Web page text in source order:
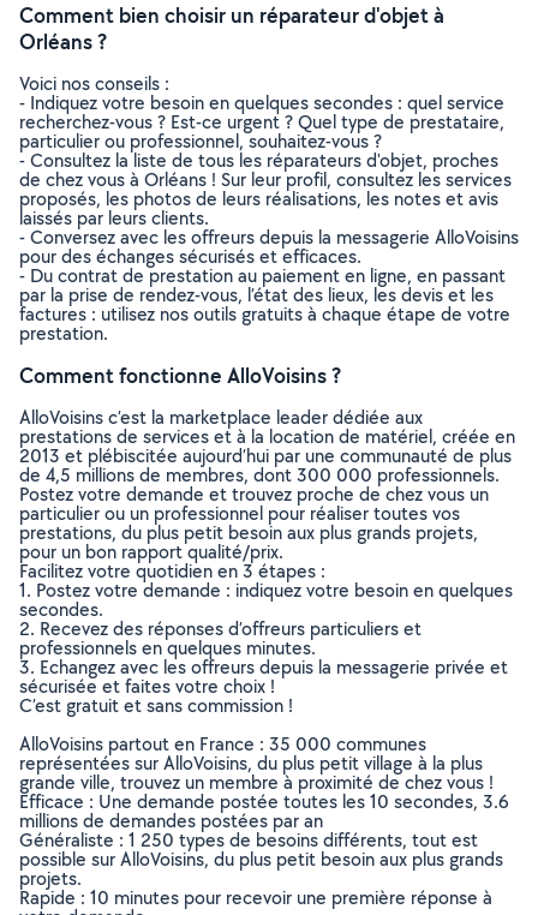
Comment bien choisir un réparateur d'objet à
Orléans ?
Voici nos conseils :
- Indiquez votre besoin en quelques secondes : quel service
recherchez-vous ? Est-ce urgent ? Quel type de prestataire,
particulier ou professionnel, souhaitez-vous ?
- Consultez la liste de tous les réparateurs d'objet, proches
de chez vous à Orléans ! Sur leur profil, consultez les services
proposés, les photos de leurs réalisations, les notes et avis
laissés par leurs clients.
- Conversez avec les offreurs depuis la messagerie AlloVoisins
pour des échanges sécurisés et efficaces.
- Du contrat de prestation au paiement en ligne, en passant
par la prise de rendez-vous, l’état des lieux, les devis et les
factures : utilisez nos outils gratuits à chaque étape de votre
prestation.
Comment fonctionne AlloVoisins ?
AlloVoisins c’est la marketplace leader dédiée aux
prestations de services et à la location de matériel, créée en
2013 et plébiscitée aujourd’hui par une communauté de plus
de 4,5 millions de membres, dont 300 000 professionnels.
Postez votre demande et trouvez proche de chez vous un
particulier ou un professionnel pour réaliser toutes vos
prestations, du plus petit besoin aux plus grands projets,
pour un bon rapport qualité/prix.
Facilitez votre quotidien en 3 étapes :
1. Postez votre demande : indiquez votre besoin en quelques
secondes.
2. Recevez des réponses d’offreurs particuliers et
professionnels en quelques minutes.
3. Echangez avec les offreurs depuis la messagerie privée et
sécurisée et faites votre choix !
C’est gratuit et sans commission !
AlloVoisins partout en France : 35 000 communes
représentées sur AlloVoisins, du plus petit village à la plus
grande ville, trouvez un membre à proximité de chez vous !
Efficace : Une demande postée toutes les 10 secondes, 3.6
millions de demandes postées par an
Généraliste : 1 250 types de besoins différents, tout est
possible sur AlloVoisins, du plus petit besoin aux plus grands
projets.
Rapide : 10 minutes pour recevoir une première réponse à